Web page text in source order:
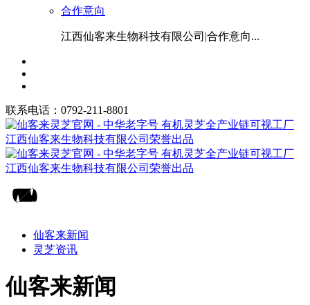
合作意向
江西仙客来生物科技有限公司|合作意向...
联系电话：0792-211-8801
仙客来新闻
灵芝资讯
仙客来新闻